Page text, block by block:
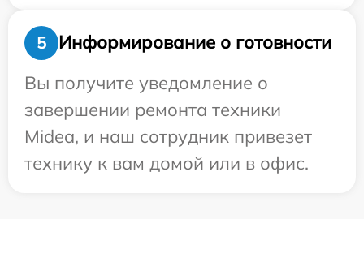
5
Информирование о готовности
Вы получите уведомление о
завершении ремонта техники
Midea, и наш сотрудник привезет
технику к вам домой или в офис.